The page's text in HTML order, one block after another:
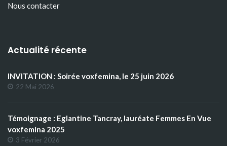
Nous contacter
Actualité récente
INVITATION : Soirée voxfemina, le 25 juin 2026
22 Mai 2026
Témoignage : Eglantine Tancray, lauréate Femmes En Vue
voxfemina 2025
3 Février 2026